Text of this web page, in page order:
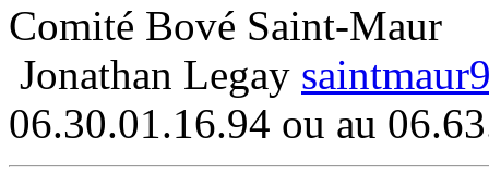
Comité Bové Saint-Maur
Jonathan Legay
06.30.01.16.94 ou au